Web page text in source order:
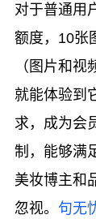
对于普通用
额度，10张
（图片和
就能体验到
求，成为会
制，能够满
美妆博主和
忽视。 句无